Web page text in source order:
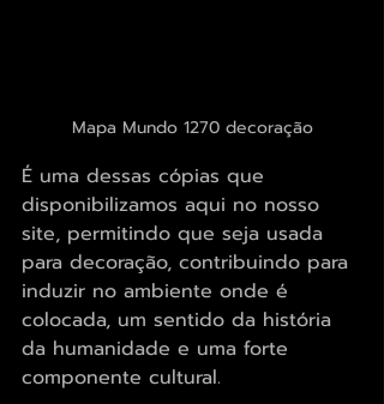
Mapa Mundo 1270 decoração
É uma dessas cópias que
disponibilizamos aqui no nosso
site, permitindo que seja usada
para decoração, contribuindo para
induzir no ambiente onde é
colocada, um sentido da história
da humanidade e uma forte
componente cultural.